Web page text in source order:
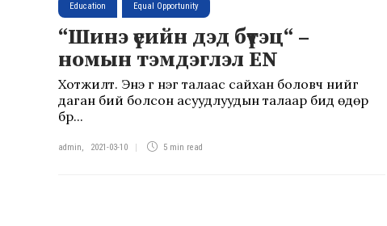
Education Equal Opportunity
“Шинэ үеийн дэд бүтэц“ –
номын тэмдэглэл EN
Хотжилт. Энэ үг нэг талаас сайхан боловч үүнийг
даган бий болсон асуудлуудын талаар бид өдөр
бүр...
admin, 2021-03-10 5 min read